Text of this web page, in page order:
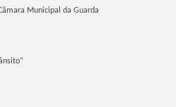
Municipal da Guarda